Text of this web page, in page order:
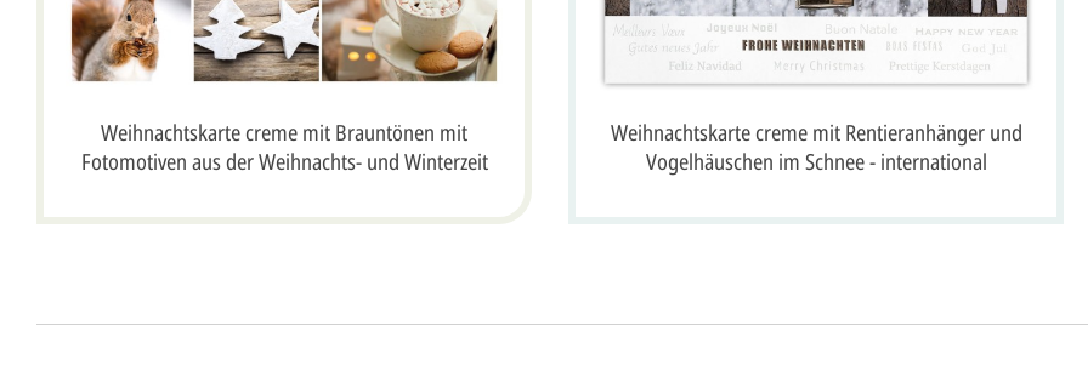
Weihnachtskarte creme mit Brauntönen mit
Fotomotiven aus der Weihnachts- und Winterzeit
Weihnachtskarte creme mit Rentieranhänger und
Vogelhäuschen im Schnee - international